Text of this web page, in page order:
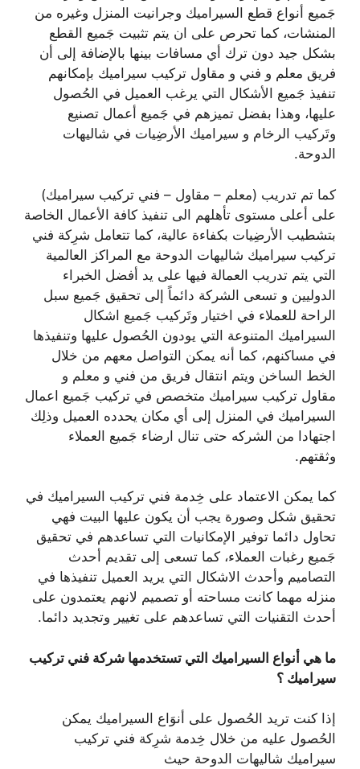
جَميع أنواع قطع السيراميك وجرانيت المنزل وغيره من
المنشات، كما تحرص على ان يتم تثبيت جَميع القطع
بشكل جيد دون ترك أي مسافات بينها بالإضافة إلى أن
فريق معلم و فني و مقاول تركيب سيراميك بإمكانهم
تنفيذ جَميع الأشكال التي يرغب العميل في الحُصول
عليها، وهذا بفضل تميزهم في جَميع أعمال تصنيع
وتَركيب الرخام و سيراميك الأرضِيات في شاليهات
الدوحة.
كما تم تدريب (معلم – مقاول – فني تركيب سيراميك)
على أعلى مستوى تأهلهم الى تنفيذ كافة الأعمال الخاصة
بتشطيب الأرضِيات بكفاءة عالية، كما تتعامل شرِكة فني
تركيب سيراميك شاليهات الدوحة مع المراكز العالمية
التي يتم تدريب العمالة فيها على يد أفضل الخبراء
الدوليين و تسعى الشركة دائماً إلى تحقيق جَميع سبل
الراحة للعملاء في اختيار وتَركيب جَميع اشكال
السيراميك المتنوعة التي يودون الحُصول عليها وتنفيذها
في مساكنهم، كما أنه يمكن التواصل معهم من خلال
الخط الساخن ويتم انتقال فريق من فني و معلم و
مقاول تركيب سيراميك متخصص في تركيب جَميع اعمال
السيراميك في المنزل إلى أي مكان يحدده العميل وذلِك
اجتهادا من الشركه حتى تنال ارضاء جَميع العملاء
وثقتهم.
كما يمكن الاعتماد على خِدمة فني تركيب السيراميك في
تحقيق شكل وصورة يجب أن يكون عليها البيت فهي
تحاول دائما توفير الإمكانيات التي تساعدهم في تحقيق
جَميع رغبات العملاء، كما تسعى إلى تقديم أحدث
التصاميم وأحدث الاشكال التي يريد العميل تنفيذها في
منزله مهما كانت مساحته أو تصميم لانهم يعتمدون على
أحدث التقنيات التي تساعدهم على تغيير وتجديد دائما.
ما هي أنواع السيراميك التي تستخدمها شركة فني تركيب
سيراميك ؟
إذا كنت تريد الحُصول على أنوَاع السيراميك يمكن
الحُصول عليه من خلال خِدمة شرِكة فني تركيب
سيراميك شاليهات الدوحة حيث